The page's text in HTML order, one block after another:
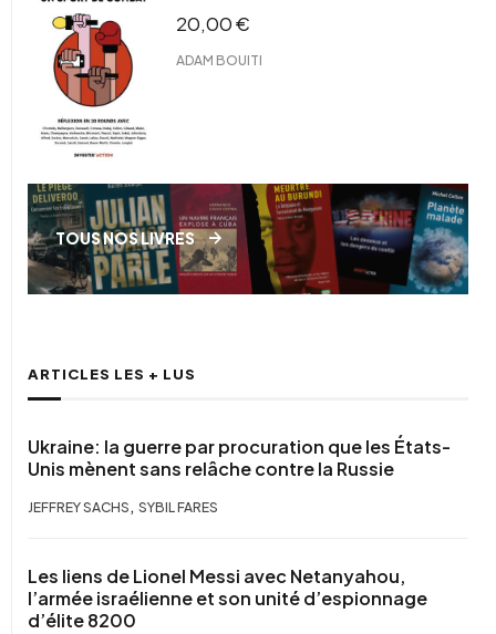
20,00€
ADAM BOUITI
TOUS NOS LIVRES
ARTICLES LES + LUS
Ukraine: la guerre par procuration que les États-
Unis mènent sans relâche contre la Russie
JEFFREY SACHS , SYBIL FARES
Les liens de Lionel Messi avec Netanyahou,
l’armée israélienne et son unité d’espionnage
d’élite 8200